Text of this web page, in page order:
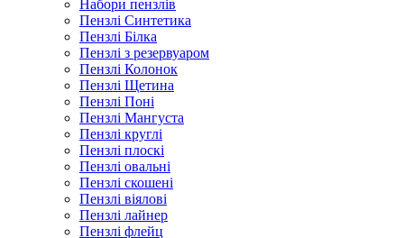
Набори пензлів
Пензлі Синтетика
Пензлі Білка
Пензлі з резервуаром
Пензлі Колонок
Пензлі Щетина
Пензлі Поні
Пензлі Мангуста
Пензлі круглі
Пензлі плоскі
Пензлі овальні
Пензлі скошені
Пензлі віялові
Пензлі лайнер
Пензлі флейц